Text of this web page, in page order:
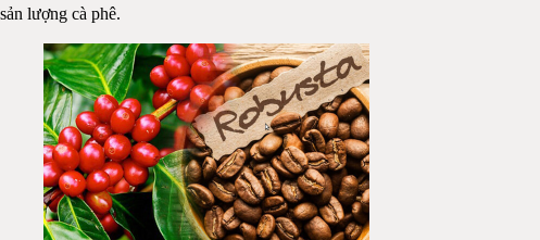
sản lượng cà phê.